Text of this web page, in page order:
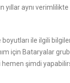
yıllar aynı
ile ilgili
için Bataryalar
şimdi